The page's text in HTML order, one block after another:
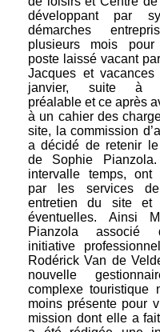
développant par
démarches
plusieurs mois
poste laissé vacant
Jacques et
janvier, suite à
préalable et ce après
à un cahier des
site, la commission
a décidé de retenir le
de Sophie
intervalle temps, ont
par les services
entretien du site et
éventuelles. Ainsi
Pianzola associé
initiative
Rodérick Van de
nouvelle
complexe touristique
moins présente pour
mission dont elle a